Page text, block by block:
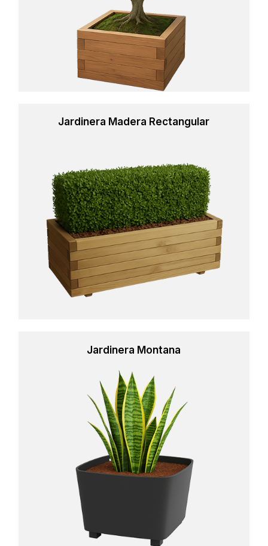
Jardinera Madera Rectangular
Jardinera Montana
Learn
more